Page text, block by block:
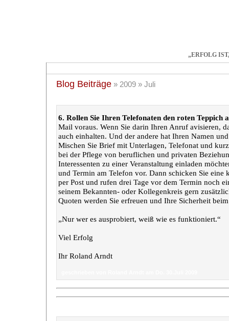
„ERFOLG
Blog Beiträge » 2009 » Juli
6. Rollen Sie Ihren Telefonaten den roten Teppich
Mail voraus. Wenn Sie darin Ihren Anruf avisieren,
auch einhalten. Und der andere hat Ihren Namen
Mischen Sie Brief mit Unterlagen, Telefonat und
bei der Pflege von beruflichen und privaten
Interessenten zu einer Veranstaltung einladen
und Termin am Telefon vor. Dann schicken Sie eine
per Post und rufen drei Tage vor dem Termin noch
seinem Bekannten- oder Kollegenkreis gern
Quoten werden Sie erfreuen und Ihre Sicherheit
„Nur wer es ausprobiert, weiß wie es funktioniert.“
Viel Erfolg
Ihr Roland Arndt